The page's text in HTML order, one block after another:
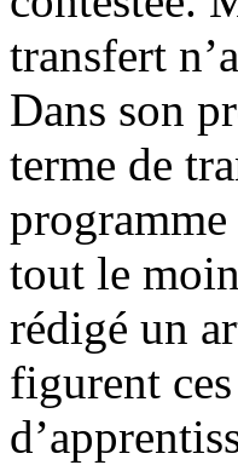
transfert
Dans son
terme de
tout le
rédigé un
figurent